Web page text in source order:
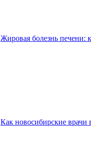
Жировая болезнь печени:
Как новосибирские врачи